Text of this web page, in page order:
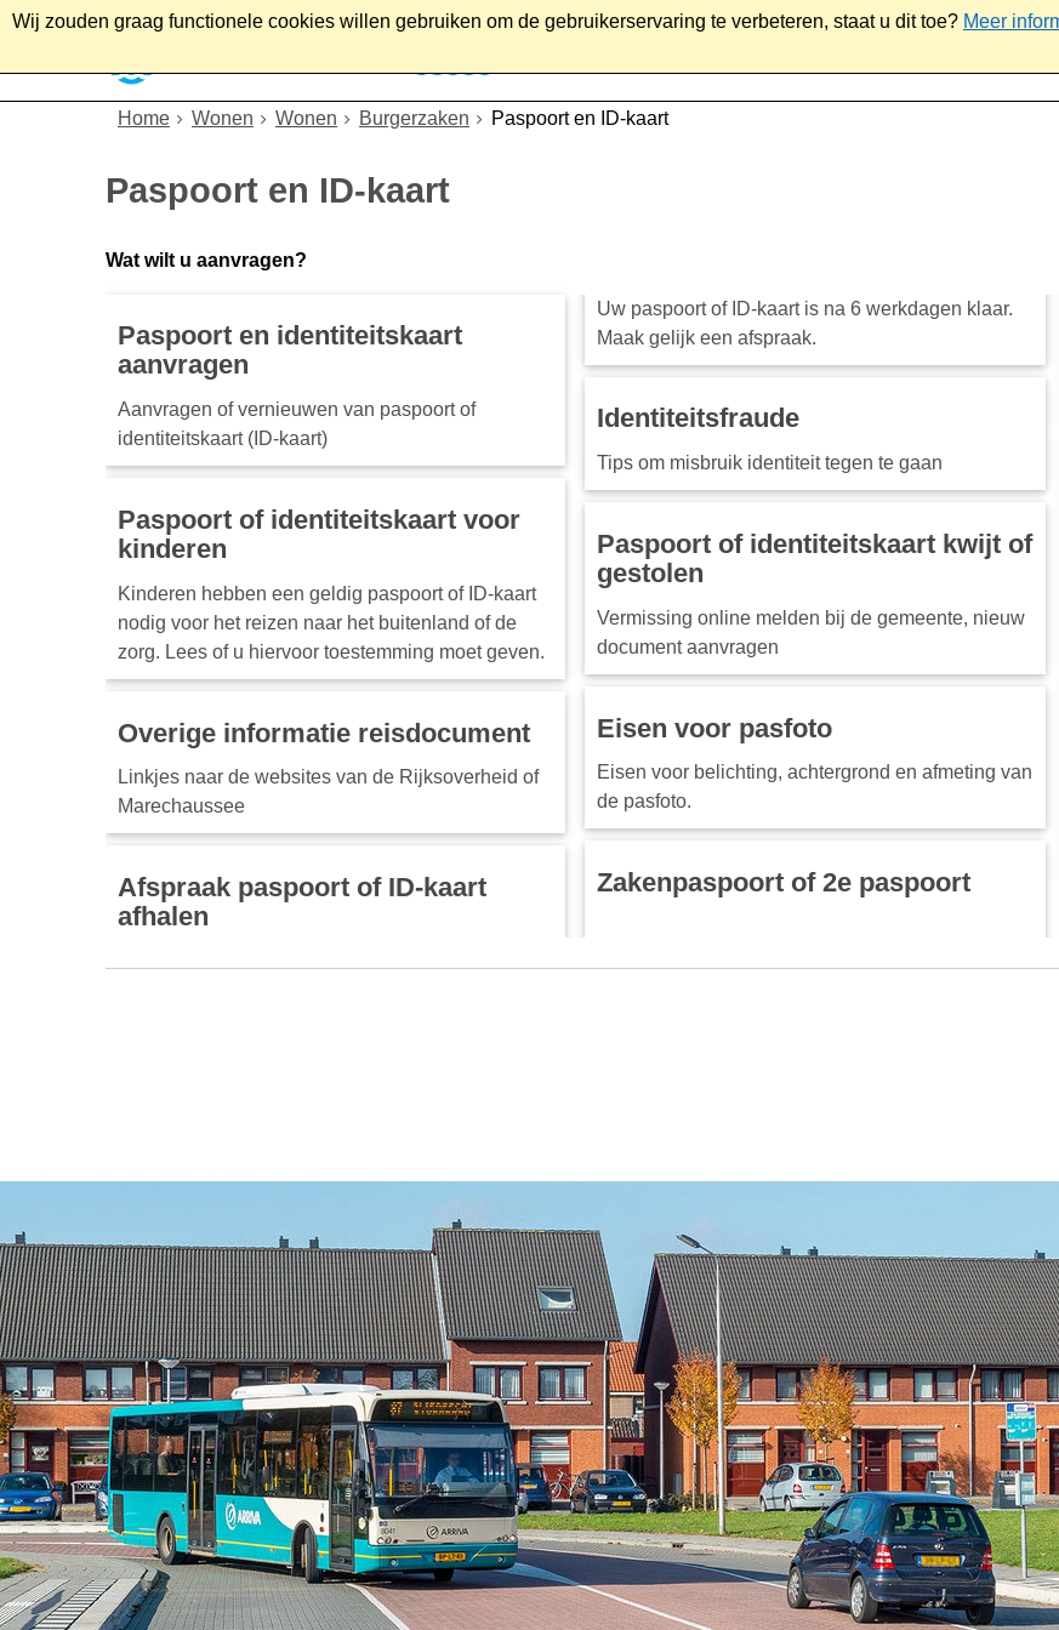
Wij zouden graag functionele cookies willen gebruiken om de gebruikerservaring te verbeteren, staat u dit toe? Meer
Home Wonen Wonen Burgerzaken Paspoort en ID-kaart
Paspoort en ID-kaart
Wat wilt u aanvragen?
Paspoort en identiteitskaart
aanvragen
Aanvragen of vernieuwen van paspoort of
identiteitskaart (ID-kaart)
Paspoort of identiteitskaart voor
kinderen
Kinderen hebben een geldig paspoort of ID-kaart
nodig voor het reizen naar het buitenland of de
zorg. Lees of u hiervoor toestemming moet geven.
Overige informatie reisdocument
Linkjes naar de websites van de Rijksoverheid of
Marechaussee
Afspraak paspoort of ID-kaart
afhalen
Uw paspoort of ID-kaart is na 6 werkdagen klaar.
Maak gelijk een afspraak.
Identiteitsfraude
Tips om misbruik identiteit tegen te gaan
Paspoort of identiteitskaart kwijt of
gestolen
Vermissing online melden bij de gemeente, nieuw
document aanvragen
Eisen voor pasfoto
Eisen voor belichting, achtergrond en afmeting van
de pasfoto.
Zakenpaspoort of 2e paspoort